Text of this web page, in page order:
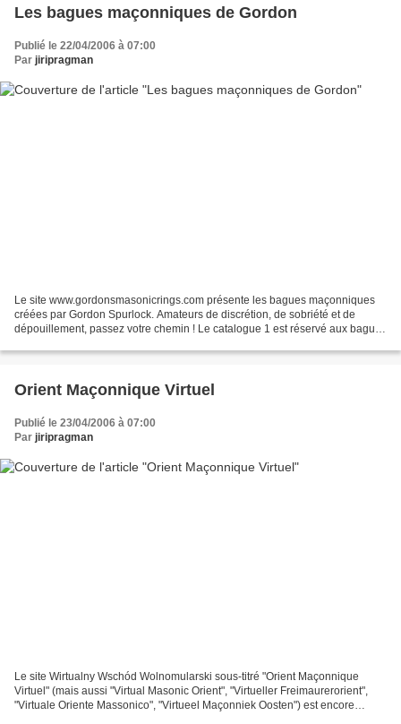
Les bagues maçonniques de Gordon
Publié le 22/04/2006 à 07:00
Par jiripragman
Le site www.gordonsmasonicrings.com présente les bagues maçonniques
créées par Gordon Spurlock. Amateurs de discrétion, de sobriété et de
dépouillement, passez votre chemin ! Le catalogue 1 est réservé aux bagues
Orient Maçonnique Virtuel
Publié le 23/04/2006 à 07:00
Par jiripragman
Le site Wirtualny Wschód Wolnomularski sous-titré "Orient Maçonnique
Virtuel" (mais aussi "Virtual Masonic Orient", "Virtueller Freimaurerorient",
"Virtuale Oriente Massonico", "Virtueel Maçonniek Oosten") est encore